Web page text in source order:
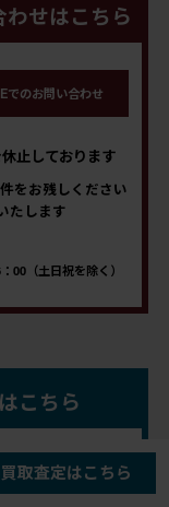
せはこちら
でのお問い合わせ
止しております
をお残しください
たします
00（土日祝を除く）
こちら
通携帯電話
4483
取査定はこちら